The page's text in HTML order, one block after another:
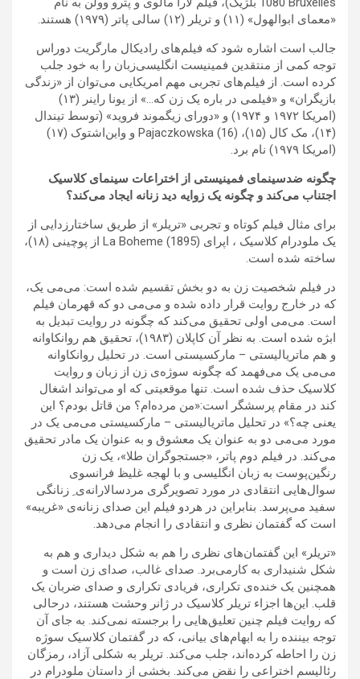
«معمای ابوالهول» (۱۱) و تریلر (۱۲) سالی پاتر (۱۹۷۹) هستند.
جالب است اشاره شود که فیلم‌های رادیکال مارگریت دوراس
توجه کمی از منتقدین فمینیست انگلیسی‌زبان را به خود جلب
کرده است. از فیلم‌های تجربی مهم امریکایی می‌توان از «زندگی‌
بازیگران» و «فیلمی در باره یک زن که…» از یونا راینر (۱۳)
(امریکا ۱۹۷۲ و ۱۹۷۴) و «دورای زیگموند فروید» (توسط تیندال
(۱۴)، مک کال (۱۵)، Pajaczkowska (16) و واین‌اشتوک (۱۷)
(امریکا ۱۹۷۹) نام برد.
چگونه ضدسینمای فمینیستی از اختراعات سینمای کلاسیک
اجتناب می‌کند و چگونه یک زوایه دید زنانه ایجاد می‌کند؟
برای مثال فیلم کوتاه و تجربی «تریلر» از طریق ساختارزدایی از
یک ملودرام کلاسیک ، اپرای La Boheme (1895) از پوچینی (۱۸)،
ساخته شده است.
در فیلم شخصیت زن به دو بخش تقسیم شده است: می‌می یک،
که در خارج روایت قرار داده شده و می‌می دو که قهرمان فیلم
است. می‌می اولی تحقیق می‌کند که چگونه در روایت تبدیل به
ابژه شده است. به نظر آن کاپلان (۱۹۸۳)، تحقیق هم روانکاوانه
و هم ماتریالیستی – مارکسیستی است. در تحلیل روانکاوانه
می‌می یک می‌فهمد که چگونه سوژه‌ی زن از زبان و روایت
کلاسیک حذف شده است. تنها موقعیتی که او می‌تواند اشغال
کند در مقام پرسشگر است:«من مرده‌ام؟ من قاتل بودم؟ این
یعنی چه؟» در تحلیل ماتریالیستی – مارکسیستی می‌می یک در
مورد می‌می دو به عنوان یک معشوق و به عنوان یک مادر تحقیق
می‌کند. در فیلم دوم پاتر، «جستجوگران طلا»، یک زن
رنگین‌پوست به زبان انگلیسی و با لهجه غلیظ فرانسوی
سوال‌هایی انتقادی در مورد تصویرگری مردسالارانه‌‌ی ِ زنانگی
سفید می‌پرسد. بنابراین در هردو فیلم این صدای زنانه‌ی «غریبه»
است که گفتمان نظری و انتقادی را انجام می‌دهد.
«تریلر» این گفتمان‌های نظری را هم به شکل دیداری و هم به
شکل شنیداری به کارمی‌برد. صدای غالب، صدای زن است و
همچنین یک خنده‌ی تکراری، فریادی تکراری و صدای ضربان یک
قلب. این‌ها اجزاء تریلر کلاسیک در ژانر وحشت هستند، درحالی
که روایت فیلم چنین تعلیق‌هایی را برجسته نمی‌کند. به جای آن
توجه بیننده را به ابهام‌های بیانی، که در گفتمان کلاسیک سوژه
زن را احاطه کرده‌اند، جلب می‌کند. تریلر به شکلی آزاد، رمزگان
رئالیسم اختراعی را نقض می‌کند. بخشی از داستان ملودرام در